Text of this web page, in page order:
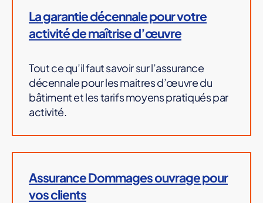
La garantie décennale pour votre
activité de maîtrise d’œuvre
Tout ce qu’il faut savoir sur l’assurance
décennale pour les maitres d’œuvre du
bâtiment et les tarifs moyens pratiqués par
activité.
Assurance Dommages ouvrage pour
vos clients